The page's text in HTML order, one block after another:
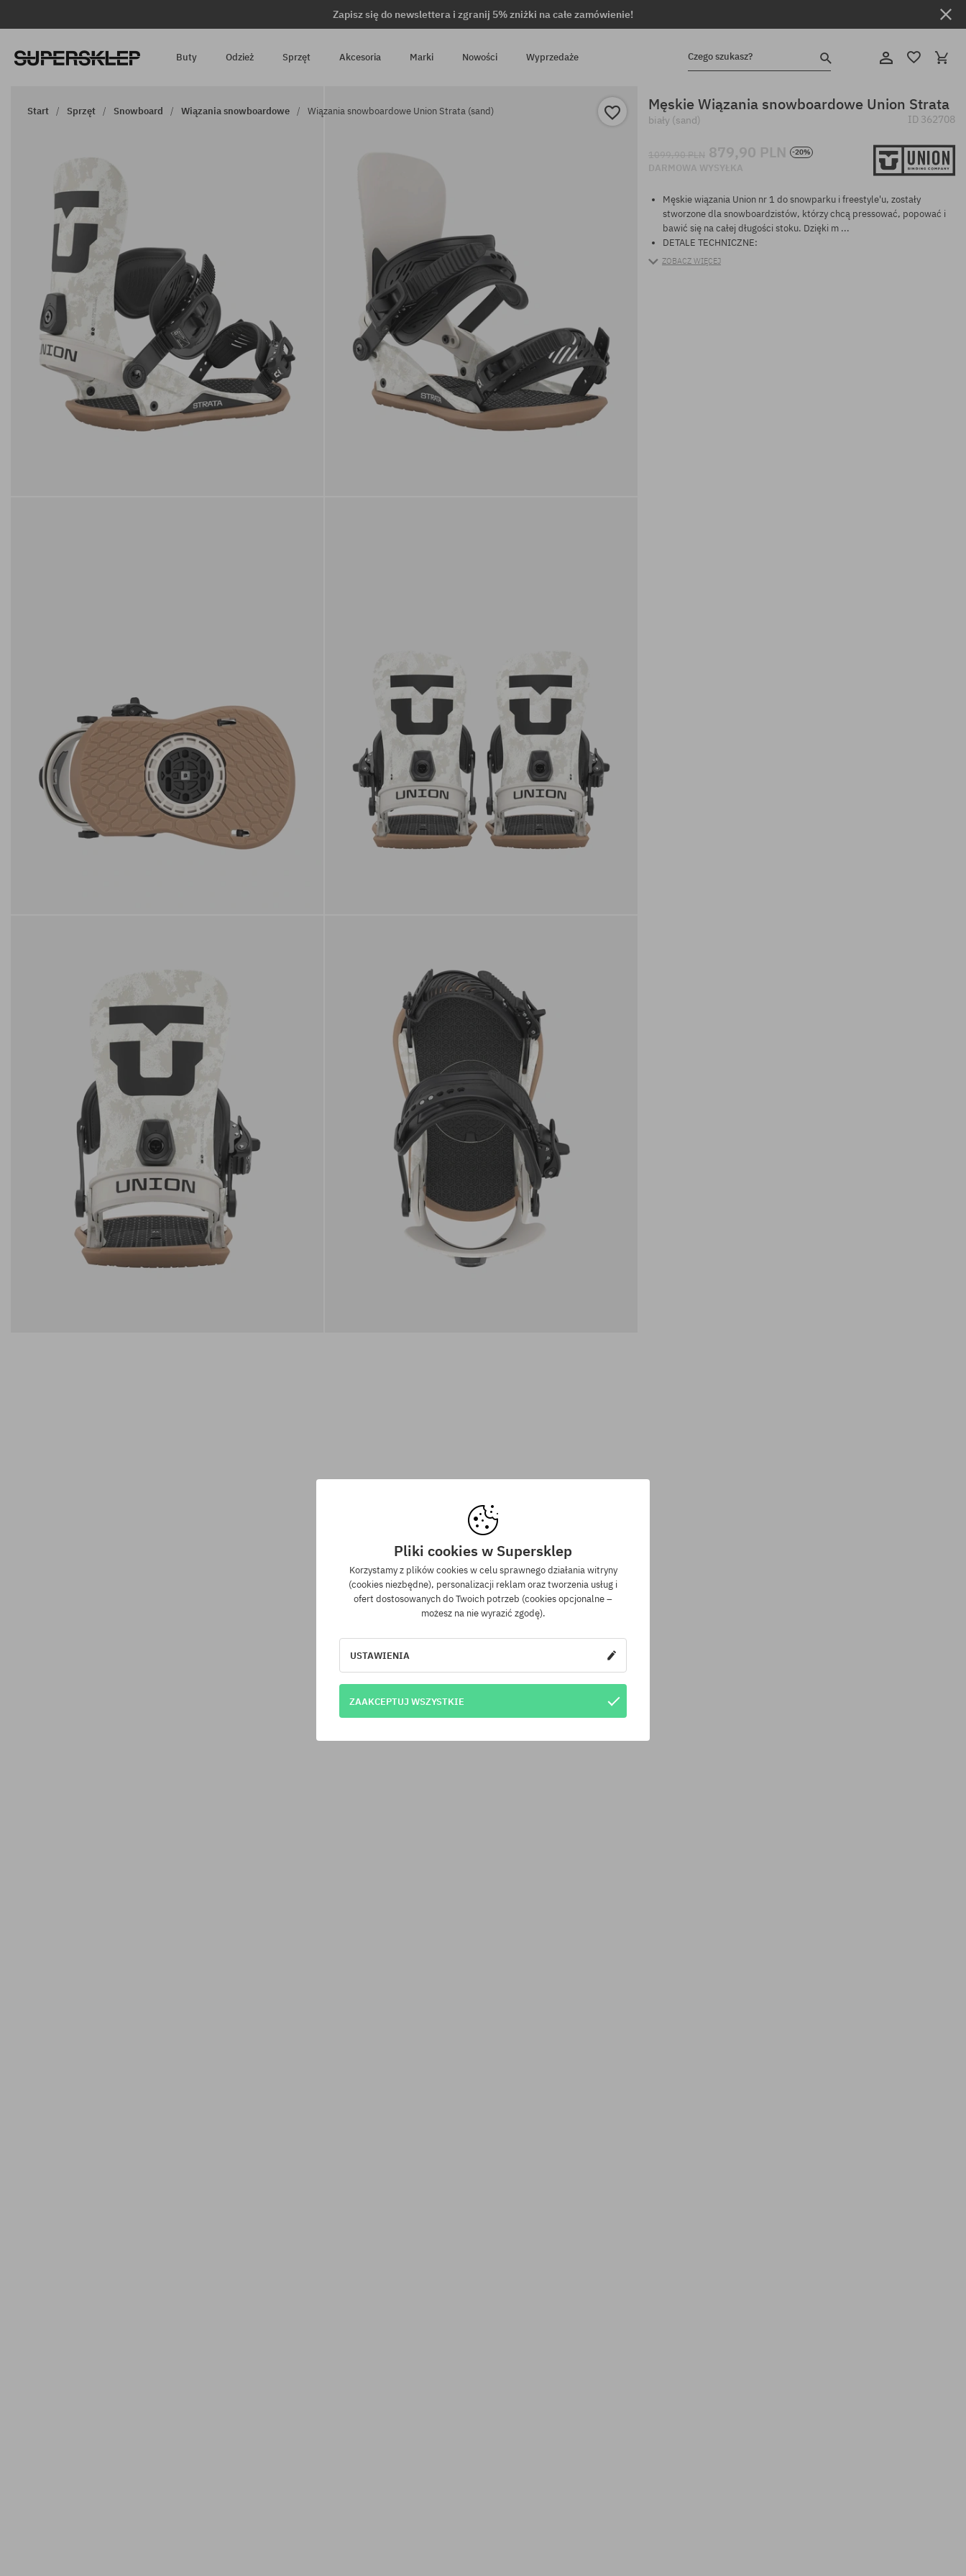
Zapisz się do newslettera i zgranij 5% zniżki na całe zamówienie!
Buty Odzież Sprzęt Akcesoria Marki Nowości Wyprzedaże Czego szukasz?
Start Sprzęt Snowboard Wiązania snowboardowe Wiązania snowboardowe Union Strata (sand) Męskie Wiązania snowboardowe Union Strata
biały (sand) ID 362708
1099,90 PLN 879,90 PLN -20%
DARMOWA WYSYŁKA
Męskie wiązania Union nr 1 do snowparku i freestyle'u, zostały
stworzone dla snowboardzistów, którzy chcą pressować, popować i
bawić się na całej długości stoku. Dzięki m ...
DETALE TECHNICZNE:
ZOBACZ WIĘCEJ
Pliki cookies w Supersklep
Korzystamy z plików cookies w celu sprawnego działania witryny
(cookies niezbędne), personalizacji reklam oraz tworzenia usług i
ofert dostosowanych do Twoich potrzeb (cookies opcjonalne –
możesz na nie wyrazić zgodę).
USTAWIENIA
ZAAKCEPTUJ WSZYSTKIE